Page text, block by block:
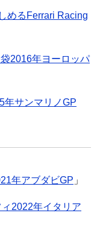
めるFerrari Racing
2016年ヨーロッパ
年サンマリノGP
年アブダビGP 」
2022年イタリア